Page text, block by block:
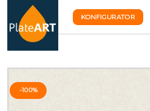
content
KONFIGURATOR
-100%